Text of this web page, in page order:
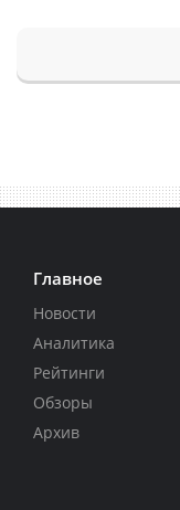
Главное
Новости
Аналитика
Рейтинги
Обзоры
Архив